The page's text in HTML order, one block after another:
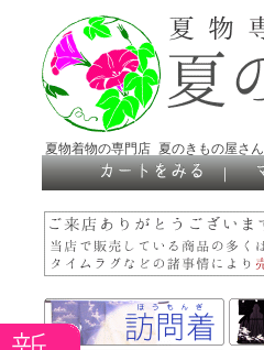
夏物着物の専門店 夏のきもの屋さん
｜